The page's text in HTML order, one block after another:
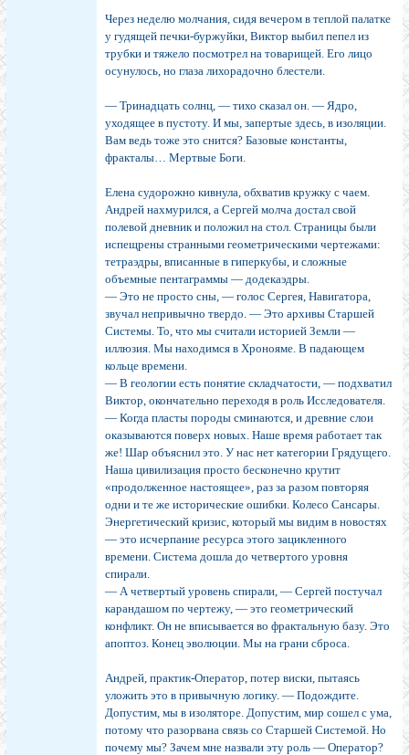
Через неделю молчания, сидя вечером в теплой палатке
у гудящей печки-буржуйки, Виктор выбил пепел из
трубки и тяжело посмотрел на товарищей. Его лицо
осунулось, но глаза лихорадочно блестели.
— Тринадцать солнц, — тихо сказал он. — Ядро,
уходящее в пустоту. И мы, запертые здесь, в изоляции.
Вам ведь тоже это снится? Базовые константы,
фракталы… Мертвые Боги.
Елена судорожно кивнула, обхватив кружку с чаем.
Андрей нахмурился, а Сергей молча достал свой
полевой дневник и положил на стол. Страницы были
испещрены странными геометрическими чертежами:
тетраэдры, вписанные в гиперкубы, и сложные
объемные пентаграммы — додекаэдры.
— Это не просто сны, — голос Сергея, Навигатора,
звучал непривычно твердо. — Это архивы Старшей
Системы. То, что мы считали историей Земли —
иллюзия. Мы находимся в Хронояме. В падающем
кольце времени.
— В геологии есть понятие складчатости, — подхватил
Виктор, окончательно переходя в роль Исследователя.
— Когда пласты породы сминаются, и древние слои
оказываются поверх новых. Наше время работает так
же! Шар объяснил это. У нас нет категории Грядущего.
Наша цивилизация просто бесконечно крутит
«продолженное настоящее», раз за разом повторяя
одни и те же исторические ошибки. Колесо Сансары.
Энергетический кризис, который мы видим в новостях
— это исчерпание ресурса этого зацикленного
времени. Система дошла до четвертого уровня
спирали.
— А четвертый уровень спирали, — Сергей постучал
карандашом по чертежу, — это геометрический
конфликт. Он не вписывается во фрактальную базу. Это
апоптоз. Конец эволюции. Мы на грани сброса.
Андрей, практик-Оператор, потер виски, пытаясь
уложить это в привычную логику. — Подождите.
Допустим, мы в изоляторе. Допустим, мир сошел с ума,
потому что разорвана связь со Старшей Системой. Но
почему мы? Зачем мне назвали эту роль — Оператор?